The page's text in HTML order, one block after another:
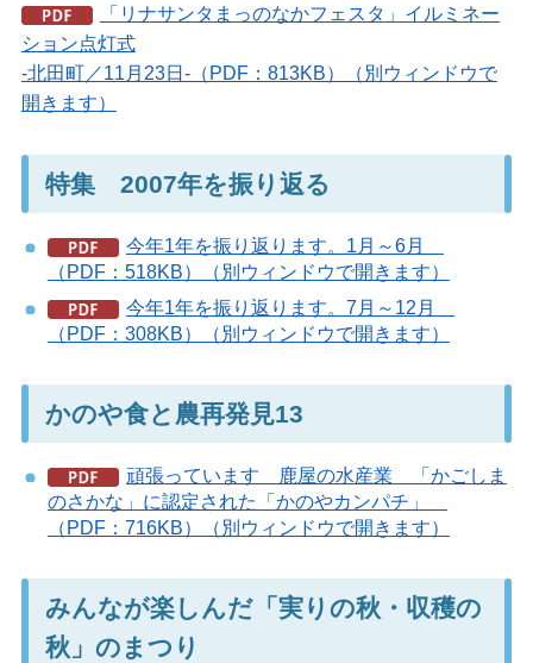
「リナサンタまっのなかフェスタ」イルミネー
ション点灯式
-北田町／11月23日-（PDF：813KB）（別ウィンドウで
開きます）
特集 2007年を振り返る
今年1年を振り返ります。1月～6月
（PDF：518KB）（別ウィンドウで開きます）
今年1年を振り返ります。7月～12月
（PDF：308KB）（別ウィンドウで開きます）
かのや食と農再発見13
頑張っています 鹿屋の水産業 「かごしま
のさかな」に認定された「かのやカンパチ」
（PDF：716KB）（別ウィンドウで開きます）
みんなが楽しんだ「実りの秋・収穫の
秋」のまつり